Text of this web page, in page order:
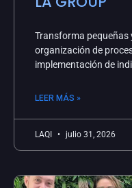
Transforma pequeñas
organización de
implementación de
LEER MÁS »
LAQI julio 31, 2026